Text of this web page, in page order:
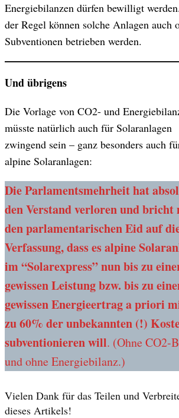
Energiebilanzen dürfen bewilligt
der Regel können solche Anlagen auch
Subventionen betrieben werden.
Und übrigens
Die Vorlage von CO2- und
müsste natürlich auch für Solaranlagen
zwingend sein – ganz besonders auch
alpine Solaranlagen:
Die Parlamentsmehrheit hat
den Verstand verloren und bricht
den parlamentarischen Eid auf
Verfassung, dass es alpine
im “Solarexpress” nun bis zu
gewissen Leistung bzw. bis zu
gewissen Energieertrag a priori
zu 60% der unbekannten (!)
subventionieren will. (Ohne CO2-
und ohne Energiebilanz.)
Vielen Dank für das Teilen und
dieses Artikels!